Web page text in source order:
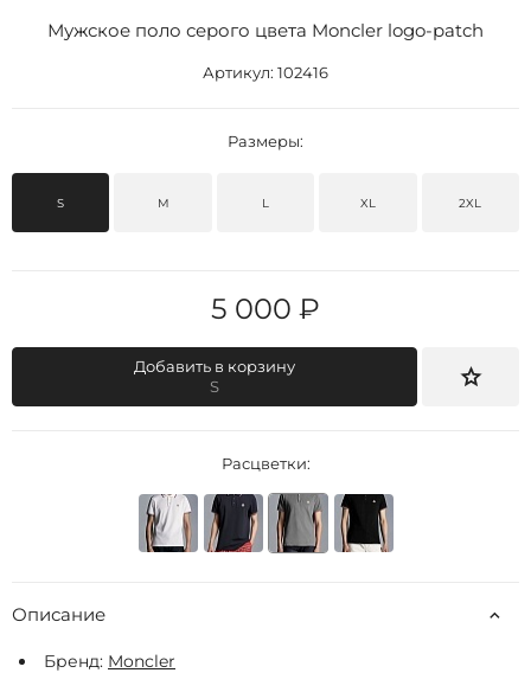
Мужское поло серого цвета Moncler logo-patch
Артикул: 102416
Размеры:
S M L XL 2XL
5 000 ₽
Добавить в корзину
S
Расцветки:
Описание
Бренд: Moncler